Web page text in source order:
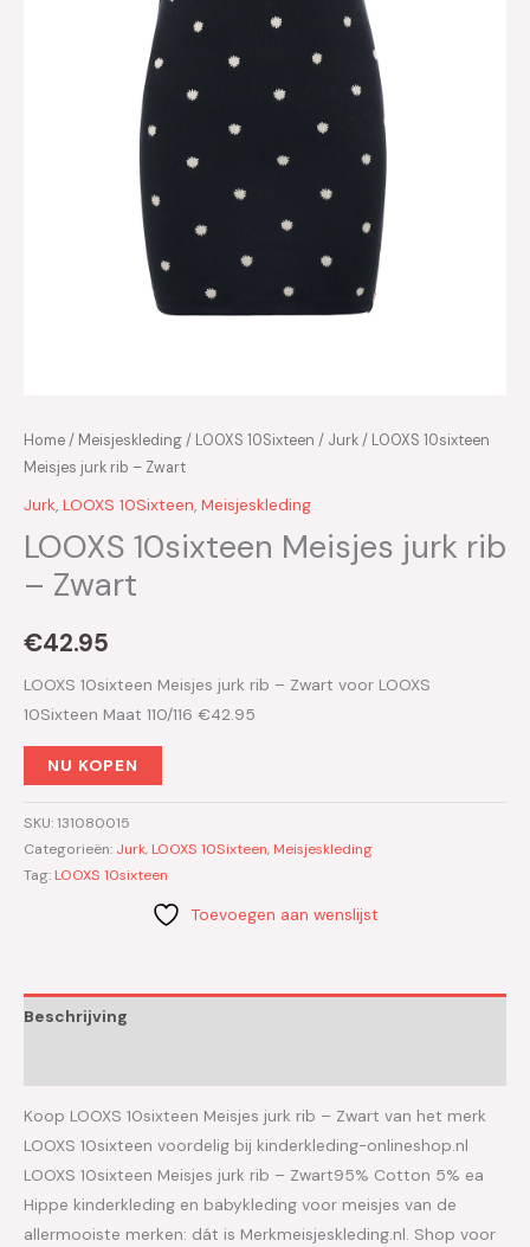
Home/ Meisjeskleding/ LOOXS 10Sixteen / Jurk/ LOOXS 10sixteen
Meisjes jurk rib – Zwart
Jurk, LOOXS 10Sixteen, Meisjeskleding
LOOXS 10sixteen Meisjes jurk rib
– Zwart
€42.95
LOOXS 10sixteen Meisjes jurk rib – Zwart voor LOOXS
10Sixteen Maat 110/116 €42.95
NU KOPEN
SKU:131080015
Categorieën: Jurk, LOOXS 10Sixteen, Meisjeskleding
Tag: LOOXS 10sixteen
Toevoegen aan wenslijst
Beschrijving
Koop LOOXS 10sixteen Meisjes jurk rib – Zwart van het merk
LOOXS 10sixteen voordelig bij kinderkleding-onlineshop.nl
LOOXS 10sixteen Meisjes jurk rib – Zwart95% Cotton 5% ea
Hippe kinderkleding en babykleding voor meisjes van de
allermooiste merken: dát is Merkmeisjeskleding.nl. Shop voor